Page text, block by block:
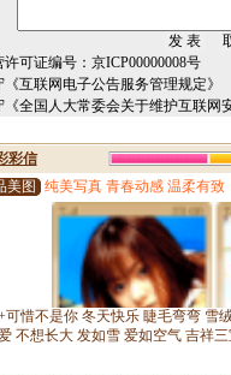
可证编号：京ICP00000008号
互联网电子公告服务管理规定》
全国人大常委会关于维护互联网